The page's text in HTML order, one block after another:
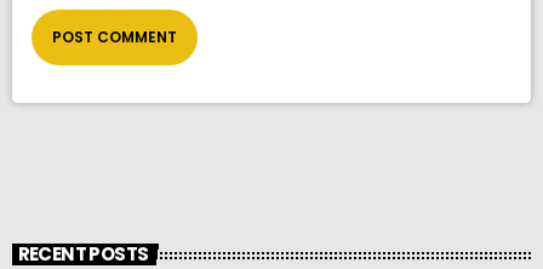
RECENT POSTS